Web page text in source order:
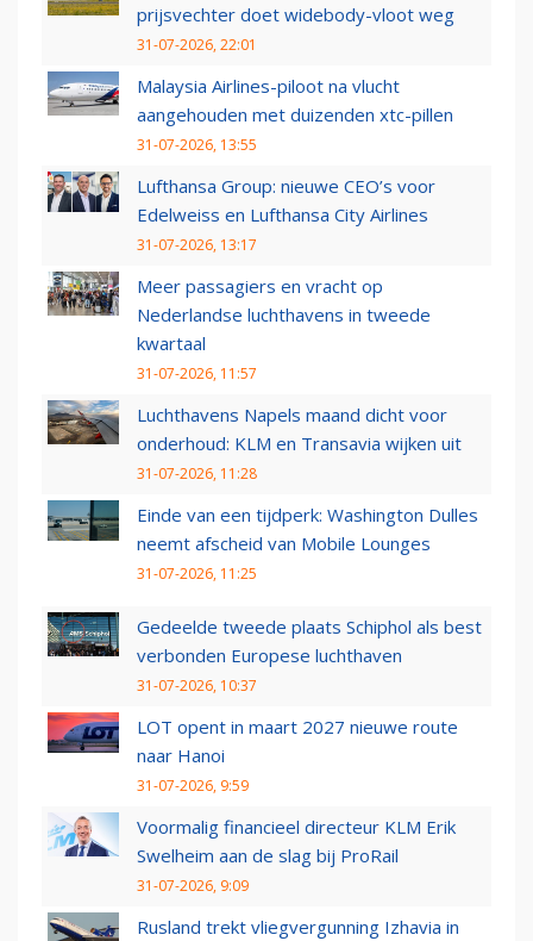
prijsvechter doet widebody-vloot weg
31-07-2026, 22:01
Malaysia Airlines-piloot na vlucht
aangehouden met duizenden xtc-pillen
31-07-2026, 13:55
Lufthansa Group: nieuwe CEO’s voor
Edelweiss en Lufthansa City Airlines
31-07-2026, 13:17
Meer passagiers en vracht op
Nederlandse luchthavens in tweede
kwartaal
31-07-2026, 11:57
Luchthavens Napels maand dicht voor
onderhoud: KLM en Transavia wijken uit
31-07-2026, 11:28
Einde van een tijdperk: Washington Dulles
neemt afscheid van Mobile Lounges
31-07-2026, 11:25
Gedeelde tweede plaats Schiphol als best
verbonden Europese luchthaven
31-07-2026, 10:37
LOT opent in maart 2027 nieuwe route
naar Hanoi
31-07-2026, 9:59
Voormalig financieel directeur KLM Erik
Swelheim aan de slag bij ProRail
31-07-2026, 9:09
Rusland trekt vliegvergunning Izhavia in